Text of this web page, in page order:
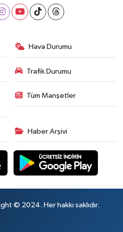
Hava Durumu
Trafik Durumu
Tüm Manşetler
Haber Arşivi
© 2024. Her hakkı saklıdır.